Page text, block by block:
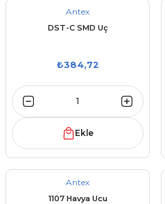
Antex
DST-C SMD Uç
₺384,72
Ekle
Antex
1107 Havya Ucu